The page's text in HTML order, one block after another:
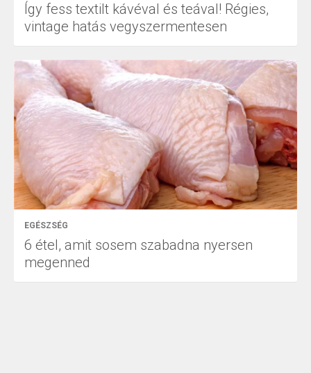
Így fess textilt kávéval és teával! Régies,
vintage hatás vegyszermentesen
EGÉSZSÉG
6 étel, amit sosem szabadna nyersen
megenned